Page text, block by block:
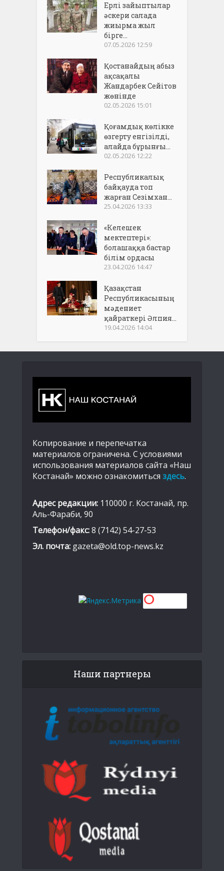
Ерлі зайыптылар
әскери салада
жиырма жыл
бірге...
07.05.2026 12:59
Қостанайдың абыз
ақсақалы
Жандарбек Сейітов
жөнінде
02.05.2026 15:01
Қоғамдық көлікке
өзгерту енгізілді,
алайда бұрынғы...
02.05.2026 12:22
Республикалық
байқауда топ
жарған Сезімхан...
25.04.2026 13:33
«Келешек
мектептері»:
болашаққа бастар
білім ордасы
23.04.2026 14:47
Қазақстан
Республикасының
мәдениет
қайраткері Әлпия...
19.04.2026 14:04
Копирование и перепечатка
материалов ограничена. С условиями
использования материалов сайта «Наш
Костанай» можно ознакомиться здесь.
Адрес редакции: 110000 г. Костанай, пр.
Аль-Фараби, 90
Телефон/факс:8 (7142) 54-27-53
Эл. почта: gazeta@old.top-news.kz
Наши партнеры